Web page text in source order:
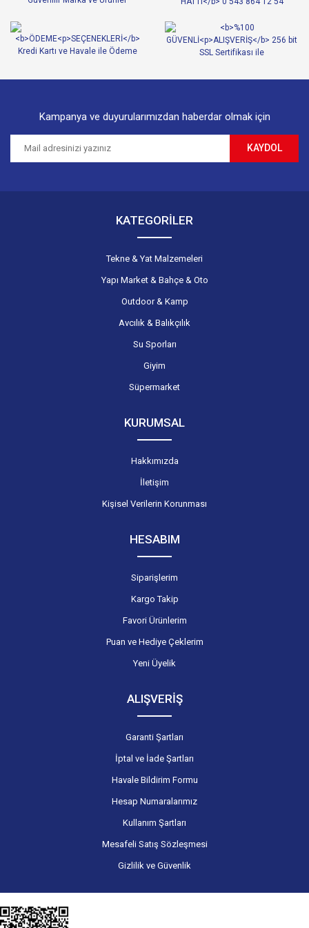
Ürün bilgilerinde hatalar bulunuyor.
Ürün fiyatı diğer sitelerden daha pahalı.
Gönder
Kampanya ve duyurularımızdan haberdar olmak için
KAYDOL
KATEGORİLER
Tekne & Yat Malzemeleri
Yapı Market & Bahçe & Oto
Outdoor & Kamp
Avcılık & Balıkçılık
Su Sporları
Giyim
Süpermarket
KURUMSAL
Hakkımızda
İletişim
Kişisel Verilerin Korunması
HESABIM
Siparişlerim
Kargo Takip
Favori Ürünlerim
Puan ve Hediye Çeklerim
Yeni Üyelik
ALIŞVERİŞ
Garanti Şartları
İptal ve İade Şartları
Havale Bildirim Formu
Hesap Numaralarımız
Kullanım Şartları
Mesafeli Satış Sözleşmesi
Gizlilik ve Güvenlik